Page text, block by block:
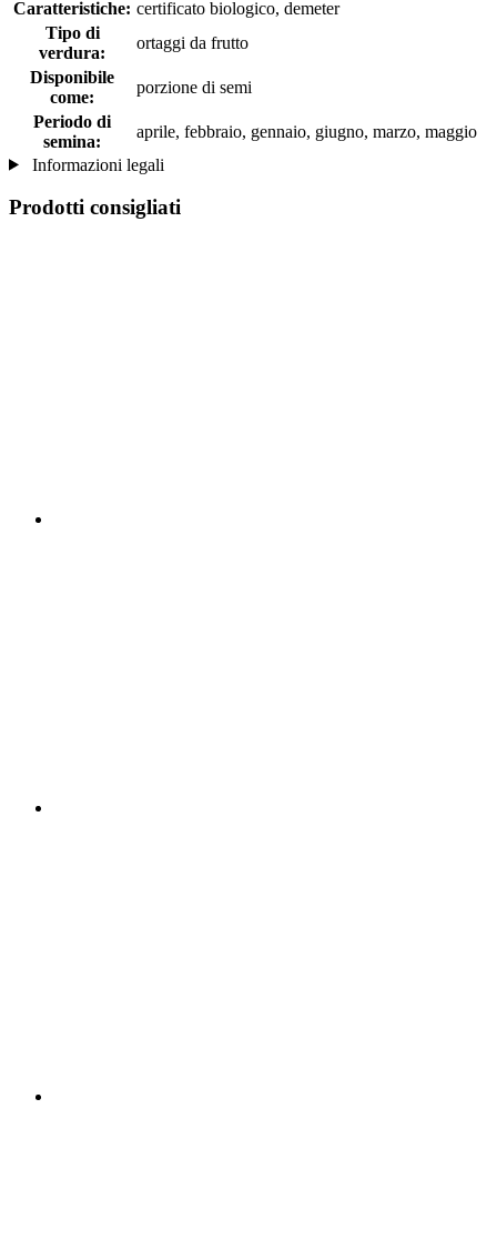
Caratteristiche: certificato biologico, demeter
Tipo di
verdura:
ortaggi da frutto
Disponibile
come:
porzione di semi
Periodo di
semina:
aprile, febbraio, gennaio, giugno, marzo, maggio
Informazioni legali
Prodotti consigliati